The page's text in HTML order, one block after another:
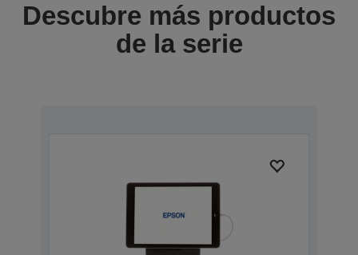
Descubre más productos
de la serie